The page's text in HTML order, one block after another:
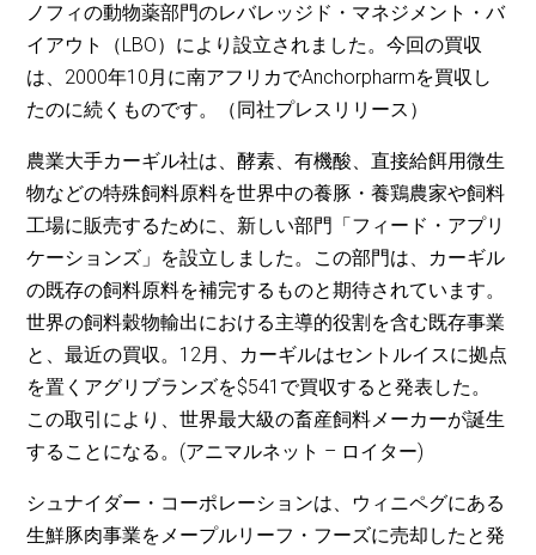
ノフィの動物薬部門のレバレッジド・マネジメント・バ
イアウト（LBO）により設立されました。今回の買収
は、2000年10月に南アフリカでAnchorpharmを買収し
たのに続くものです。（同社プレスリリース）
農業大手カーギル社は、酵素、有機酸、直接給餌用微生
物などの特殊飼料原料を世界中の養豚・養鶏農家や飼料
工場に販売するために、新しい部門「フィード・アプリ
ケーションズ」を設立しました。この部門は、カーギル
の既存の飼料原料を補完するものと期待されています。
世界の飼料穀物輸出における主導的役割を含む既存事業
と、最近の買収。12月、カーギルはセントルイスに拠点
を置くアグリブランズを$541で買収すると発表した。
この取引により、世界最大級の畜産飼料メーカーが誕生
することになる。(アニマルネット – ロイター)
シュナイダー・コーポレーションは、ウィニペグにある
生鮮豚肉事業をメープルリーフ・フーズに売却したと発